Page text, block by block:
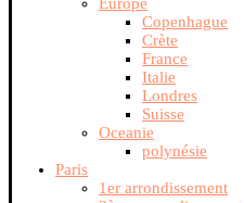
Copenhague
Crète
France
Italie
Londres
Suisse
Oceanie
polynésie
Paris
1er arrondissement